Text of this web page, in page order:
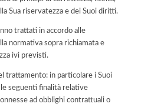
Sua riservatezza e dei Suoi diritti.
trattati in accordo alle
normativa sopra richiamata e
ivi previsti.
trattamento: in particolare i Suoi
seguenti finalità relative
ad obblighi contrattuali o